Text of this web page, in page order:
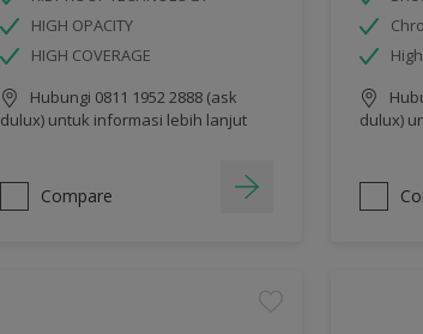
HIGH OPACITY
HIGH COVERAGE
Hubungi 0811 1952 2888 (ask
dulux) untuk informasi lebih lanjut
Compare
dulux)